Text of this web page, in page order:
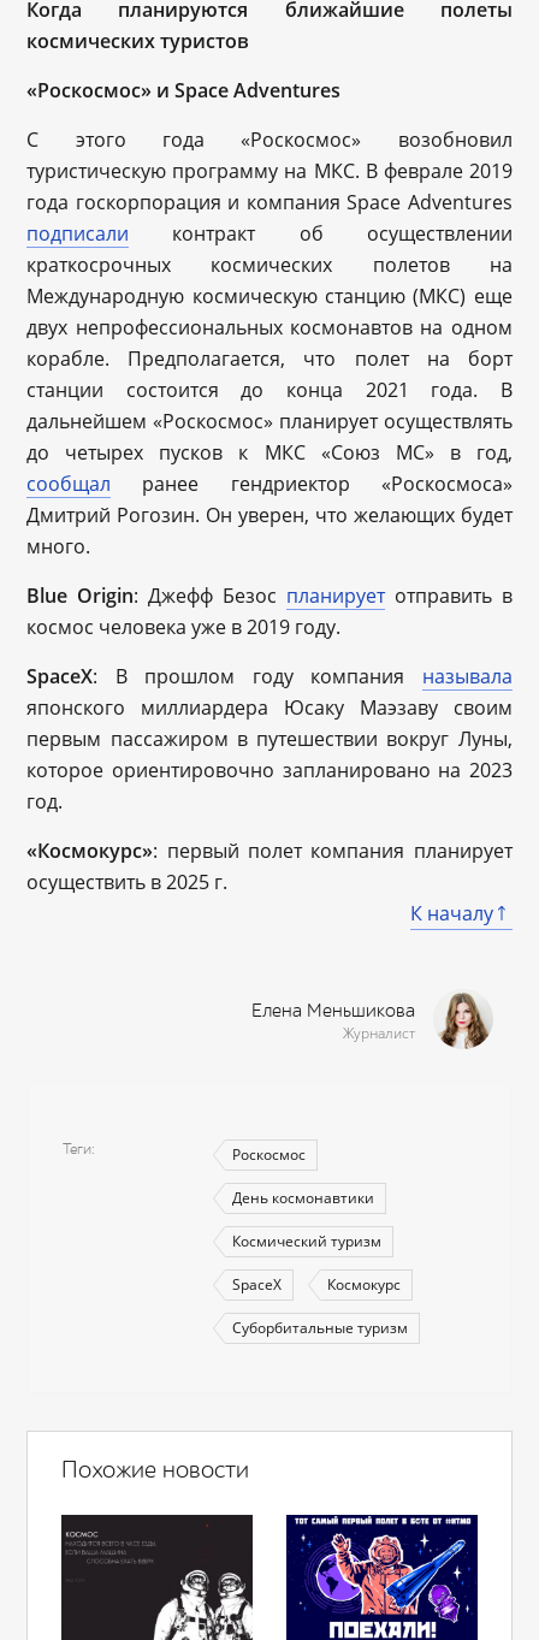
Когда планируются ближайшие полеты
космических туристов
«Роскосмос» и Space Adventures
С этого года «Роскосмос» возобновил
туристическую программу на МКС. В феврале 2019
года госкорпорация и компания Space Adventures
подписали контракт об осуществлении
краткосрочных космических полетов на
Международную космическую станцию (МКС) еще
двух непрофессиональных космонавтов на одном
корабле. Предполагается, что полет на борт
станции состоится до конца 2021 года. В
дальнейшем «Роскосмос» планирует осуществлять
до четырех пусков к МКС «Союз МС» в год,
сообщал ранее гендриектор «Роскосмоса»
Дмитрий Рогозин. Он уверен, что желающих будет
много.
Blue Origin: Джефф Безос планируетотправить в
космос человека уже в 2019 году.
SpaceX: В прошлом году компания называла
японского миллиардера Юсаку Маэзаву своим
первым пассажиром в путешествии вокруг Луны,
которое ориентировочно запланировано на 2023
год.
«Космокурс»: первый полет компания планирует
осуществить в 2025 г.
К началу
Елена Меньшикова
Журналист
Теги Роскосмос
День космонавтики
Космический туризм
SpaceХ Космокурс
Суборбитальные туризм
Похожие новости